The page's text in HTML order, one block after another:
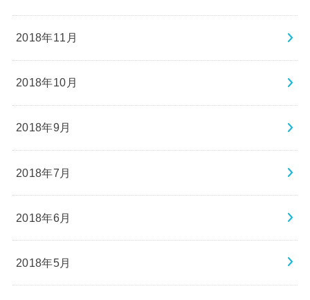
2018年11月
2018年10月
2018年9月
2018年7月
2018年6月
2018年5月